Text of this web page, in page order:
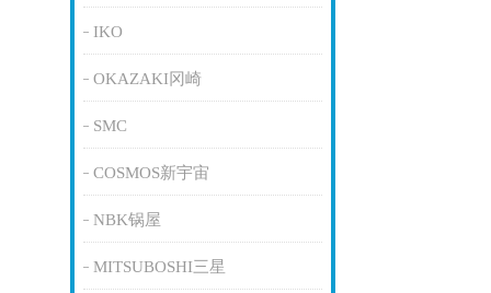
IKO
OKAZAKI冈崎
SMC
COSMOS新宇宙
NBK锅屋
MITSUBOSHI三星